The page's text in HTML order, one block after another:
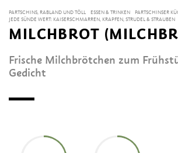
PARTSCHINS, RABLAND UND TÖLL ESSEN & TRINKEN PARTSCHINSER
JEDE SÜNDE WERT: KAISERSCHMARREN, KRAPFEN, STRUDEL & STRAUBEN
MILCHBROT
Frische Milchbrötchen zum
Gedicht